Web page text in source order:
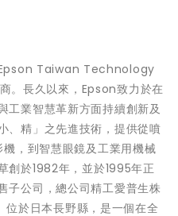
Epson Taiwan Technology
。長久以來，Epson致力於在
工業智慧革新方面持續創新及
、精」之先進技術，提供從噴
，到智慧眼鏡及工業用機械
創於1982年，並於1995年正
子公司，總公司精工愛普生株
位於日本長野縣，是一個在全